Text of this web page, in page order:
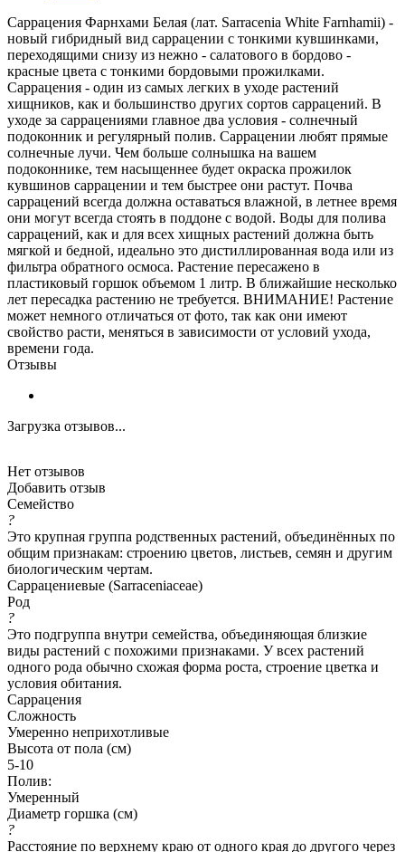
Саррацения Фарнхами Белая (лат. Sarracenia White Farnhamii) -
новый гибридный вид саррацении с тонкими кувшинками,
переходящими снизу из нежно - салатового в бордово -
красные цвета с тонкими бордовыми прожилками.
Саррацения - один из самых легких в уходе растений
хищников, как и большинство других сортов саррацений. В
уходе за саррацениями главное два условия - солнечный
подоконник и регулярный полив. Саррацении любят прямые
солнечные лучи. Чем больше солнышка на вашем
подоконнике, тем насыщеннее будет окраска прожилок
кувшинов саррацении и тем быстрее они растут. Почва
саррацений всегда должна оставаться влажной, в летнее время
они могут всегда стоять в поддоне с водой. Воды для полива
саррацений, как и для всех хищных растений должна быть
мягкой и бедной, идеально это дистиллированная вода или из
фильтра обратного осмоса. Растение пересажено в
пластиковый горшок объемом 1 литр. В ближайшие несколько
лет пересадка растению не требуется. ВНИМАНИЕ! Растение
может немного отличаться от фото, так как они имеют
свойство расти, меняться в зависимости от условий ухода,
времени года.
Отзывы
Загрузка отзывов...
Нет отзывов
Добавить отзыв
Семейство
?
Это крупная группа родственных растений, объединённых по
общим признакам: строению цветов, листьев, семян и другим
биологическим чертам.
Саррацениевые (Sarraceniaceae)
Род
?
Это подгруппа внутри семейства, объединяющая близкие
виды растений с похожими признаками. У всех растений
одного рода обычно схожая форма роста, строение цветка и
условия обитания.
Саррацения
Сложность
Умеренно неприхотливые
Высота от пола (см)
5-10
Полив:
Умеренный
Диаметр горшка (см)
?
Расстояние по верхнему краю от одного края до другого через